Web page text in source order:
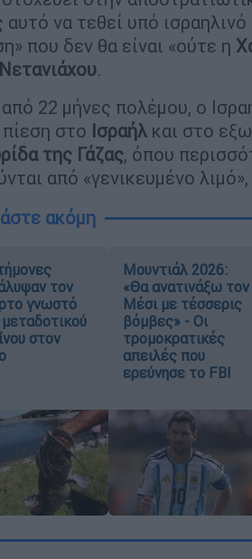
να τεθεί υπό ισραηλινό
που δεν θα είναι «ούτε η
Νετανιάχου.
22 μήνες πολέμου, ο
στο Ισραήλ και στο
της Γάζας, όπου
από «γενικευμένο
ακόμη
τον
γνωστό
στον
Μουντιάλ 2026:
«Θα ανατινάξω τον
Μέσι με τέσσερις
βόμβες» - Οι
τρομοκρατικές
απειλές που
ερεύνησε το FBI